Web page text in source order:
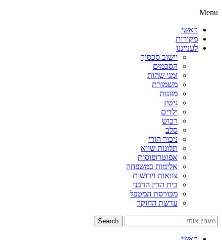
Menu
ראשי
מקורות
לענייננו
יישוב סכסוך
הסכמים
זמני שהות
משמורת
מזונות
גיטין
ילדים
רכוש
סלב
ניכור הורי
תלונות שווא
אפוטרופוסות
אלימות במשפחה
צוואות וירושות
בית הדין הרבני
מכורסת המטפל
עדשת החוקר
Search